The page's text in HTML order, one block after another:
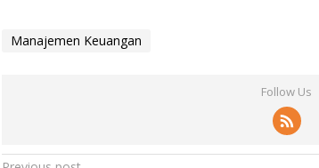
Manajemen Keuangan
Follow Us